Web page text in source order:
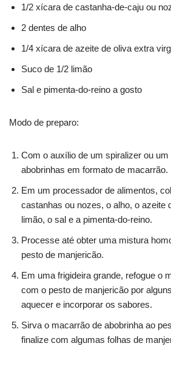
1/2 xícara de castanha-de-caju ou
2 dentes de alho
1/4 xícara de azeite de oliva extra
Suco de 1/2 limão
Sal e pimenta-do-reino a gosto
Modo de preparo:
Com o auxílio de um spiralizer ou um
abobrinhas em formato de macarrão.
Em um processador de alimentos,
castanhas ou nozes, o alho, o azeite
limão, o sal e a pimenta-do-reino.
Processe até obter uma mistura
pesto de manjericão.
Em uma frigideira grande, refogue o
com o pesto de manjericão por
aquecer e incorporar os sabores.
Sirva o macarrão de abobrinha ao
finalize com algumas folhas de